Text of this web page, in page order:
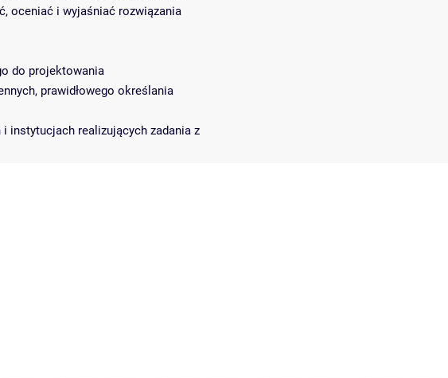
oceniać i wyjaśniać rozwiązania
do projektowania
prawidłowego określania
instytucjach realizujących zadania z